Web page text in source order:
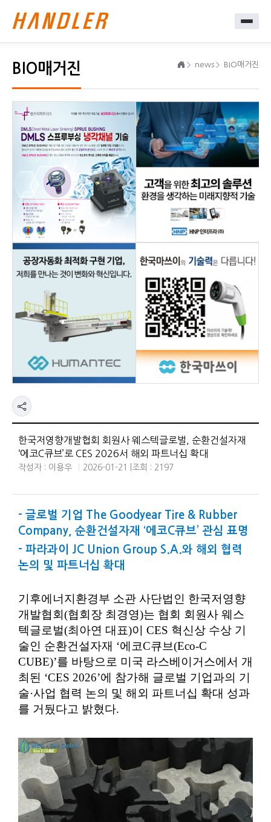
BIO매거진 news BIO매거진
한국저영향개발협회 회원사 웨스텍글로벌, 순환건설자재
‘에코C큐브’로 CES 2026서 해외 파트너십 확대
작성자 : 이용우 2026-01-21 | 조회 : 2197
- 글로벌 기업 The Goodyear Tire & Rubber
Company, 순환건설자재 ‘에코C큐브’ 관심 표명
- 파라과이 JC Union Group S.A.와 해외 협력
논의 및 파트너십 확대
기후에너지환경부 소관 사단법인 한국저영향
개발협회(협회장 최경영)는 협회 회원사 웨스
텍글로벌(최아연 대표)이 CES 혁신상 수상 기
술인 순환건설자재 ‘에코C큐브(Eco-C
CUBE)’를 바탕으로 미국 라스베이거스에서 개
최된 ‘CES 2026’에 참가해 글로벌 기업과의 기
술·사업 협력 논의 및 해외 파트너십 확대 성과
를 거뒀다고 밝혔다.